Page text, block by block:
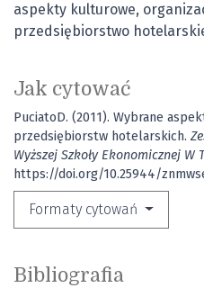
aspekty kulturowe
przedsiębiorstwo
Jak cytować
PuciatoD. (2011). Wybrane
przedsiębiorstw hotelarskich.
Wyższej Szkoły Ekonomicznej W
https://doi.org/10.25944/
Formaty cytowań
Bibliografia